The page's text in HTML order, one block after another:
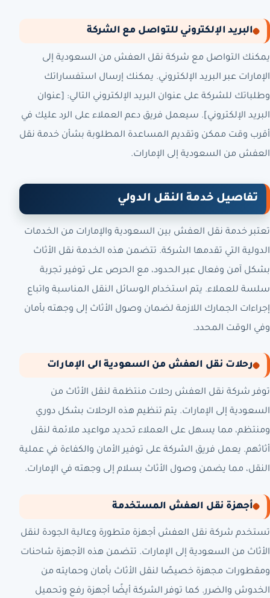
البريد الإلكتروني للتواصل مع الشركة
يمكنك التواصل مع شركة نقل العفش من السعودية إلى
الإمارات عبر البريد الإلكتروني. يمكنك إرسال استفساراتك
وطلباتك للشركة على عنوان البريد الإلكتروني التالي: [عنوان
البريد الإلكتروني]. سيعمل فريق دعم العملاء على الرد عليك في
أقرب وقت ممكن وتقديم المساعدة المطلوبة بشأن خدمة نقل
العفش من السعودية إلى الإمارات.
تفاصيل خدمة النقل الدولي
تعتبر خدمة نقل العفش بين السعودية والإمارات من الخدمات
الدولية التي تقدمها الشركة. تتضمن هذه الخدمة نقل الأثاث
بشكل آمن وفعال عبر الحدود، مع الحرص على توفير تجربة
سلسة للعملاء. يتم استخدام الوسائل النقل المناسبة واتباع
إجراءات الجمارك اللازمة لضمان وصول الأثاث إلى وجهته بأمان
وفي الوقت المحدد.
رحلات نقل العفش من السعودية الى الإمارات
توفر شركة نقل العفش رحلات منتظمة لنقل الأثاث من
السعودية إلى الإمارات. يتم تنظيم هذه الرحلات بشكل دوري
ومنتظم، مما يسهل على العملاء تحديد مواعيد ملائمة لنقل
أثاثهم. يعمل فريق الشركة على توفير الأمان والكفاءة في عملية
النقل، مما يضمن وصول الأثاث بسلام إلى وجهته في الإمارات.
أجهزة نقل العفش المستخدمة
تستخدم شركة نقل العفش أجهزة متطورة وعالية الجودة لنقل
الأثاث من السعودية إلى الإمارات. تتضمن هذه الأجهزة شاحنات
ومقطورات مجهزة خصيصًا لنقل الأثاث بأمان وحمايته من
الخدوش والضرر. كما توفر الشركة أيضًا أجهزة رفع وتحميل